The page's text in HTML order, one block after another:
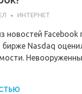
ИНТЕРНЕТ
новостей Facebook
Nasdaq